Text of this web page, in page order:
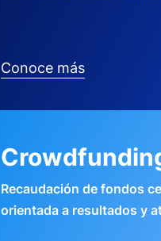
Conoce más
Recaudación de fondos
orientada a resultados y